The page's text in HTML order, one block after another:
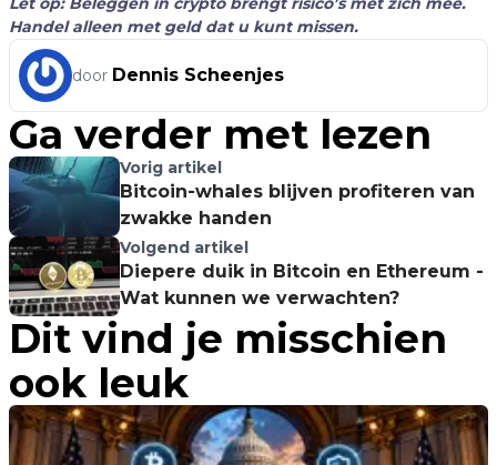
Handel alleen met geld dat u kunt missen.
door Dennis Scheenjes
Ga verder met lezen
Vorig artikel
Bitcoin-whales blijven profiteren van
zwakke handen
Volgend artikel
Diepere duik in Bitcoin en Ethereum -
Wat kunnen we verwachten?
Dit vind je misschien
ook leuk